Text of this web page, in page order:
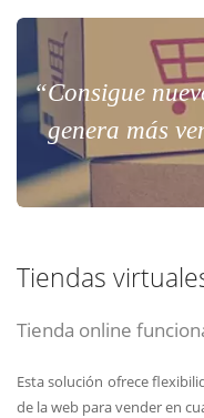
“Consigue
genera más
Tiendas
Tienda online
Esta solución ofrece
de la web para vender en